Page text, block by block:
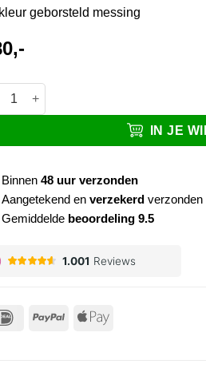
kleur geborsteld messing
Caral met twee stopkranen
IN JE
Binnen48 uur verzonden
Aangetekend enverzekerd verzonden
Gemiddelde beoordeling 9.5
IDeal PayPal Apple